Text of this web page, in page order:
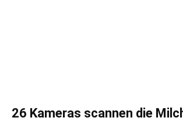
26 Kameras scannen die